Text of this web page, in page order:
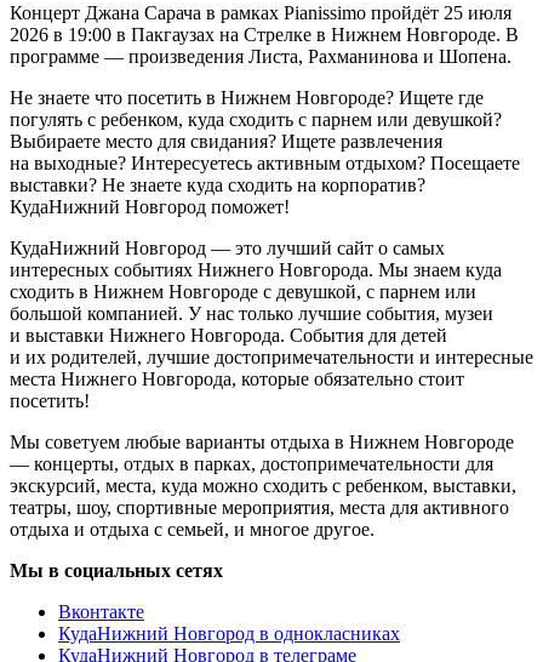
Концерт Джана Сарача в рамках Pianissimo пройдёт 25 июля
2026 в 19:00 в Пакгаузах на Стрелке в Нижнем Новгороде. В
программе — произведения Листа, Рахманинова и Шопена.
Не знаете что посетить в Нижнем Новгороде? Ищете где
погулять с ребенком, куда сходить с парнем или девушкой?
Выбираете место для свидания? Ищете развлечения
на выходные? Интересуетесь активным отдыхом? Посещаете
выставки? Не знаете куда сходить на корпоратив?
КудаНижний Новгород поможет!
КудаНижний Новгород — это лучший сайт о самых
интересных событиях Нижнего Новгорода. Мы знаем куда
сходить в Нижнем Новгороде с девушкой, с парнем или
большой компанией. У нас только лучшие события, музеи
и выставки Нижнего Новгорода. События для детей
и их родителей, лучшие достопримечательности и интересные
места Нижнего Новгорода, которые обязательно стоит
посетить!
Мы советуем любые варианты отдыха в Нижнем Новгороде
— концерты, отдых в парках, достопримечательности для
экскурсий, места, куда можно сходить с ребенком, выставки,
театры, шоу, спортивные мероприятия, места для активного
отдыха и отдыха с семьей, и многое другое.
Мы в социальных сетях
Вконтакте
КудаНижний Новгород в однокласниках
КудаНижний Новгород в телеграме